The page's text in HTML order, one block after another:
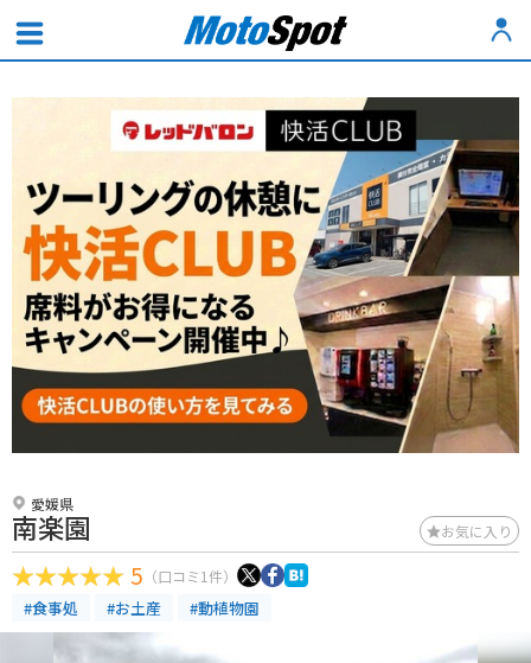
愛媛県
南楽園 お気に入り
5 （口コミ1件）
#食事処 #お土産 #動植物園